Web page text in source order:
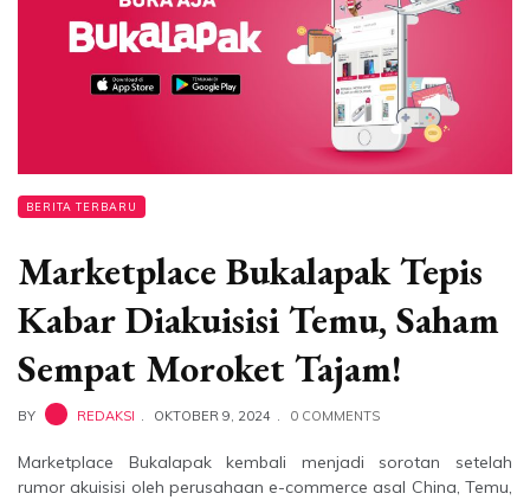
BERITA TERBARU
Marketplace Bukalapak Tepis
Kabar Diakuisisi Temu, Saham
Sempat Moroket Tajam!
BY REDAKSI OKTOBER 9, 2024 0 COMMENTS
Marketplace Bukalapak kembali menjadi sorotan setelah
rumor akuisisi oleh perusahaan e-commerce asal China, Temu,